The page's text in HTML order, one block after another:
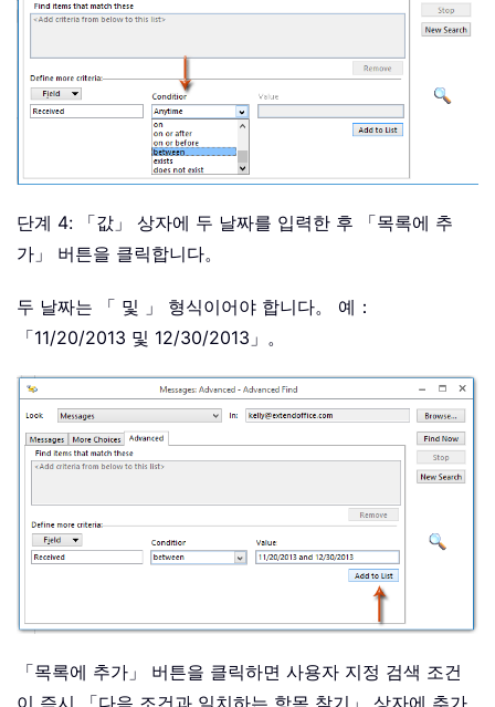
단계 4: 「값」 상자에 두 날짜를 입력한 후 「목록에 추
가」 버튼을 클릭합니다。
두 날짜는 「 및 」 형식이어야 합니다。 예：
「11/20/2013 및 12/30/2013」。
「목록에 추가」 버튼을 클릭하면 사용자 지정 검색 조건
이 즉시 「다음 조건과 일치하는 항목 찾기」 상자에 추가